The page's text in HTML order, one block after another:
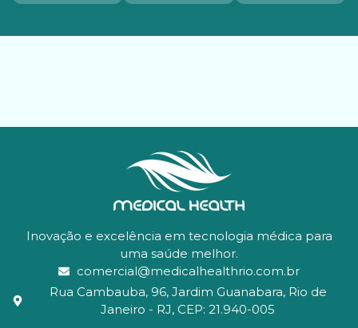
Inovação e excelência em tecnologia médica para
uma saúde melhor.
comercial@medicalhealthrio.com.br
Rua Cambauba, 96, Jardim Guanabara, Rio de
Janeiro - RJ, CEP: 21.940-005